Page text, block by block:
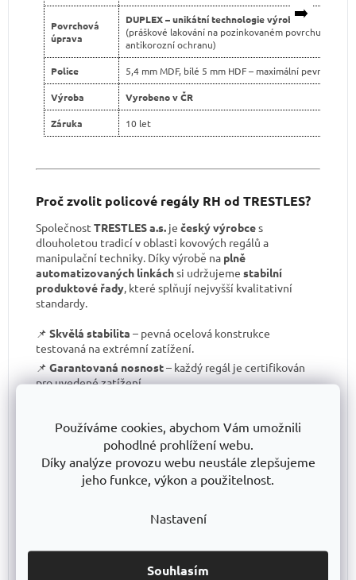
Používáme cookies, abychom Vám umožnili
pohodlné prohlížení webu.
Díky analýze provozu webu neustále zlepšujeme
jeho funkce, výkon a použitelnost.
Nastavení
Souhlasím
➡️
Povrchová
úprava
DUPLEX – unikátní technologie výroby
(práškové lakování na pozinkovaném povrchu pro
antikorozní ochranu)
Police 5,4 mm MDF, bílé 5 mm HDF – maximální pevnost
Výroba Vyrobeno v ČR
Záruka 10 let
Proč zvolit policové regály RH od TRESTLES?
Společnost TRESTLES a.s. je český výrobces
dlouholetou tradicí v oblasti kovových regálů a
manipulační techniky. Díky výrobě na plně
automatizovaných linkáchsi udržujeme stabilní
produktové řady, které splňují nejvyšší kvalitativní
standardy.
📌 Skvělá stabilita – pevná ocelová konstrukce
testovaná na extrémní zatížení.
📌 Garantovaná nosnost– každý regál je certifikován
pro uvedené zatížení.
Bezkonkurenční poměr kvalita/cena– výborné
zpracování za férovou cenu.
📌Podpora české výroby– investujeme do lokální
produkce a technologického pokroku.
spolehněte se, že vaše skladové řešení bude
S TRESTLESsi pořizujete nejenspolehlivý regál, ale i
záruku kvality a dlouhodobé dostupnosti produktů